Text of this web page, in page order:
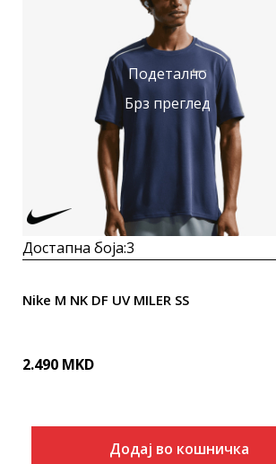
Подетално
Брз преглед
Достапна боја:3
Nike M NK DF UV MILER SS
2.490 MKD
Додај во кошничка